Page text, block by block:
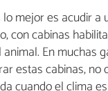
mejor es acudir a
con cabinas
En muchas
estas cabinas, no